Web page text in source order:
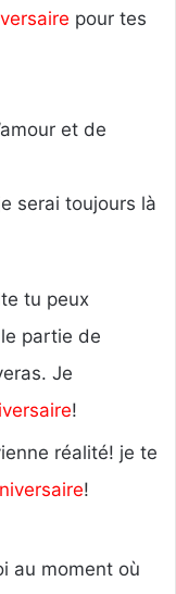
pour tes
et de
serai toujours là
tu peux
partie de
Je
!
réalité! je te
!
au moment où